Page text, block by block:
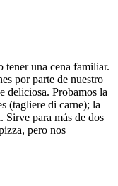
tener una cena familiar.
por parte de nuestro
deliciosa. Probamos la
(tagliere di carne); la
para más de dos
pero nos